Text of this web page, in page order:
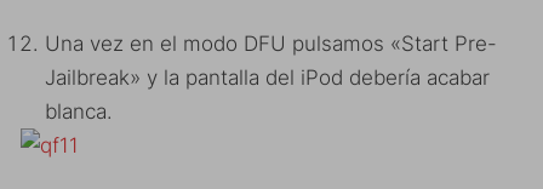
Una vez en el modo DFU pulsamos «Start Pre-
Jailbreak» y la pantalla del iPod debería acabar
blanca.